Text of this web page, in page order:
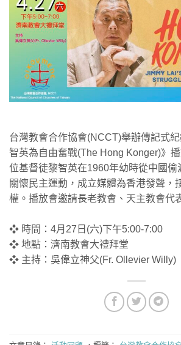
台灣教會合作協會(NCCT)舉辦傳記式
智英為自由奮戰(The Hong Konger)》
位基督徒黎智英在1960年幼時從中國偷
關懷民主運動，成立媒體為香港發聲，
權。播放會邀請長老教會、天主教會代
❖ 時間：4月27日(六)下午5:00-7:00
❖ 地點：濟南教會大禮拜堂
❖ 主持：吳偉立神父(Fr. Ollevier Willy)